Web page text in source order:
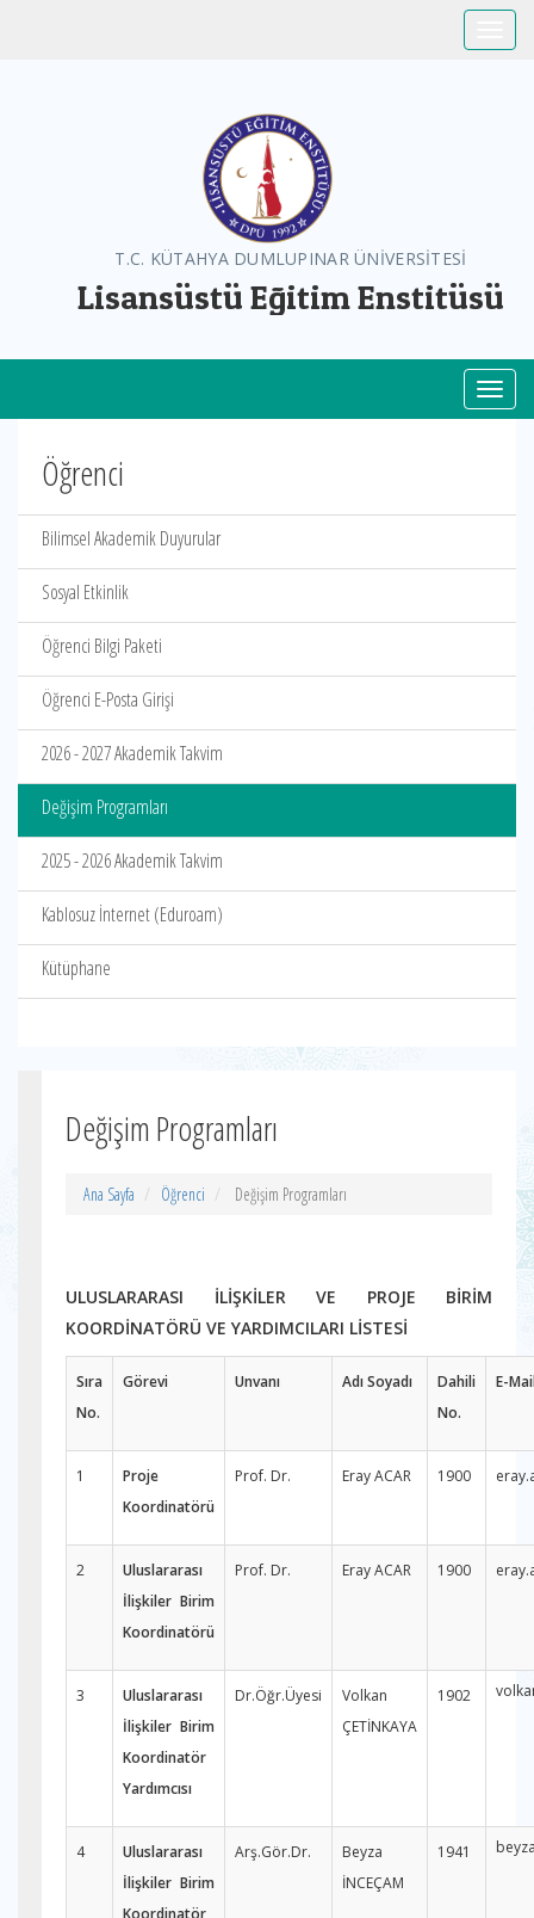
T.C. KÜTAHYA DUMLUPINAR ÜNİVERSİTESİ
Lisansüstü Eğitim Enstitüsü
Öğrenci
Bilimsel Akademik Duyurular
Sosyal Etkinlik
Öğrenci Bilgi Paketi
Öğrenci E-Posta Girişi
2026 - 2027 Akademik Takvim
Değişim Programları
2025 - 2026 Akademik Takvim
Kablosuz İnternet (Eduroam)
Kütüphane
Değişim Programları
Ana Sayfa Öğrenci Değişim Programları
ULUSLARARASI İLİŞKİLER VE PROJE BİRİM
KOORDİNATÖRÜ VE YARDIMCILARI LİSTESİ
Sıra
No.
Görevi Unvanı Adı Soyadı
Dahili
No.
E-
1
Proje
Koordinatörü
Prof. Dr. Eray ACAR 1900
2
Uluslararası
İlişkiler Birim
Koordinatörü
Prof. Dr. Eray ACAR 1900
3
Uluslararası
İlişkiler Birim
Koordinatör
Yardımcısı
Dr.Öğr.Üyesi
Volkan
ÇETİNKAYA
1902
4
Uluslararası
İlişkiler Birim
Koordinatör
Arş.Gör.Dr.
Beyza
İNCEÇAM
1941